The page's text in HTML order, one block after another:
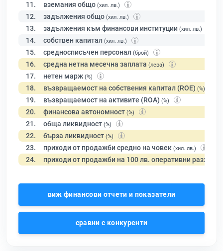
11. вземания общо (хил. лв.)
12. задължения общо (хил. лв.)
13. задължения към финансови институции (хил. лв.)
14. собствен капитал (хил. лв.)
15. средносписъчен персонал (брой)
16. средна нетна месечна заплата (лева)
17. нетен марж (%)
18. възвращаемост на собствения капитал (ROE) (%)
19. възвращаемост на активите (ROA) (%)
20. финансова автономност (%)
21. обща ликвидност (%)
22. бърза ликвидност (%)
23. приходи от продажби средно на човек (хил. лв.)
24. приходи от продажби на 100 лв. оперативни разходи
виж финансови отчети и показатели
сравни с конкуренти